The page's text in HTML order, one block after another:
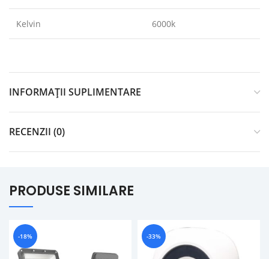
Kelvin 6000k
INFORMAȚII SUPLIMENTARE
RECENZII (0)
PRODUSE SIMILARE
-18% -33%